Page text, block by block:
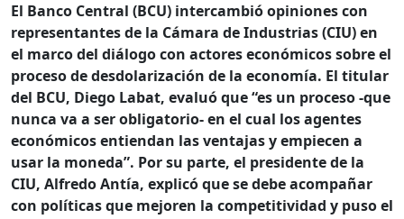
El Banco Central (BCU) intercambió opiniones con
representantes de la Cámara de Industrias (CIU) en
el marco del diálogo con actores económicos sobre el
proceso de desdolarización de la economía. El titular
del BCU, Diego Labat, evaluó que “es un proceso -que
nunca va a ser obligatorio- en el cual los agentes
económicos entiendan las ventajas y empiecen a
usar la moneda”. Por su parte, el presidente de la
CIU, Alfredo Antía, explicó que se debe acompañar
con políticas que mejoren la competitividad y puso el